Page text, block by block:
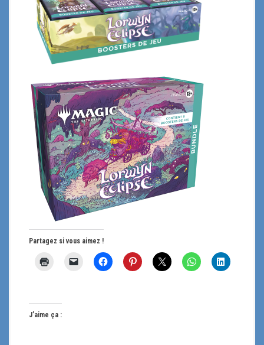
Partagez si vous aimez !
J’aime ça :